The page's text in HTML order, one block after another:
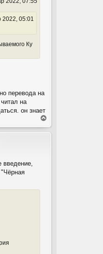
2022, 05:01
Ку
перевода на
на
он знает
е
р
"Чёрная